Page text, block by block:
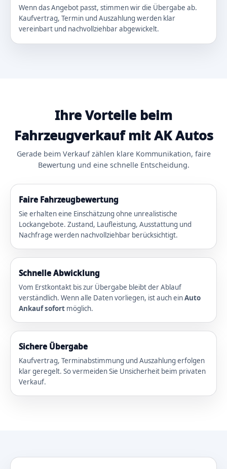
Wenn das Angebot passt, stimmen wir die Übergabe ab.
Kaufvertrag, Termin und Auszahlung werden klar
vereinbart und nachvollziehbar abgewickelt.
Ihre Vorteile beim
Fahrzeugverkauf mit AK Autos
Gerade beim Verkauf zählen klare Kommunikation, faire
Bewertung und eine schnelle Entscheidung.
Faire Fahrzeugbewertung
Sie erhalten eine Einschätzung ohne unrealistische
Lockangebote. Zustand, Laufleistung, Ausstattung und
Nachfrage werden nachvollziehbar berücksichtigt.
Schnelle Abwicklung
Vom Erstkontakt bis zur Übergabe bleibt der Ablauf
verständlich. Wenn alle Daten vorliegen, ist auch einAuto
Ankauf sofort möglich.
Sichere Übergabe
Kaufvertrag, Terminabstimmung und Auszahlung erfolgen
klar geregelt. So vermeiden Sie Unsicherheit beim privaten
Verkauf.